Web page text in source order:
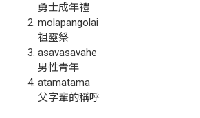
勇士成年禮
molapangolai
祖靈祭
asavasavahe
男性青年
atamatama
父字輩的稱呼